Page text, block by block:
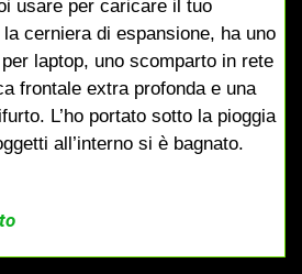
usare per caricare il tuo
cerniera di espansione, ha uno
laptop, uno scomparto in rete
frontale extra profonda e una
L’ho portato sotto la pioggia
all’interno si è bagnato.